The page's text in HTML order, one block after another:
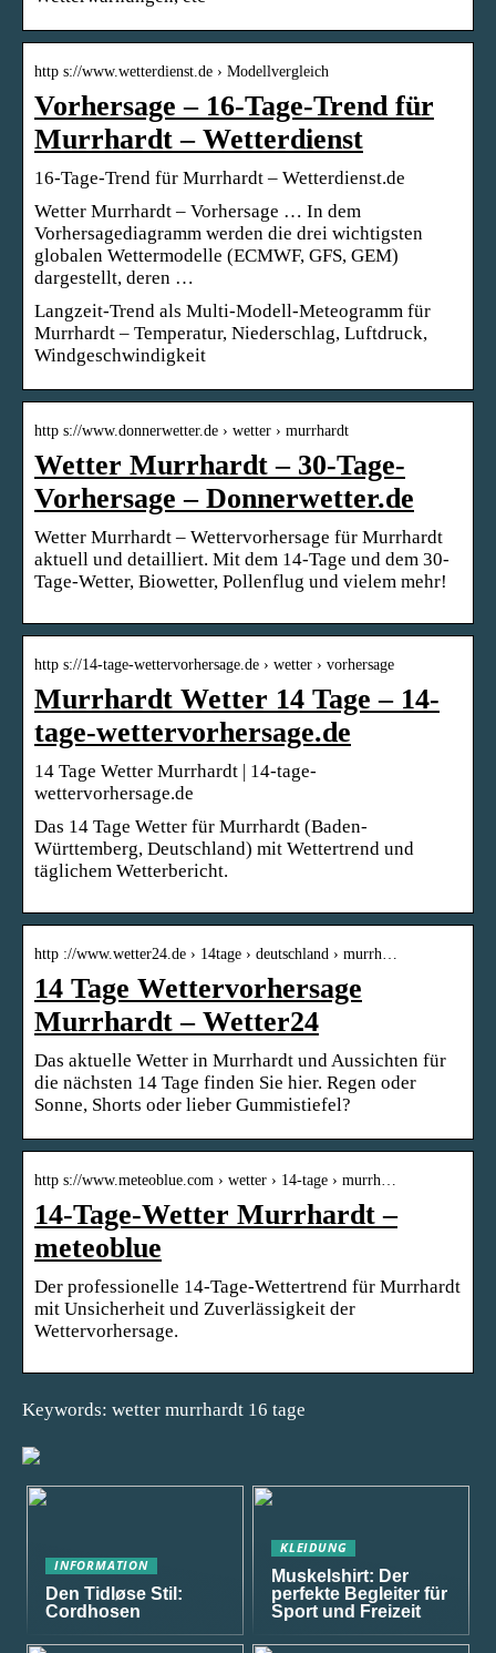
http s://www.wetterdienst.de › Modellvergleich
Vorhersage – 16-Tage-Trend für
Murrhardt – Wetterdienst
16-Tage-Trend für Murrhardt – Wetterdienst.de
Wetter Murrhardt – Vorhersage … In dem
Vorhersagediagramm werden die drei wichtigsten
globalen Wettermodelle (ECMWF, GFS, GEM)
dargestellt, deren …
Langzeit-Trend als Multi-Modell-Meteogramm für
Murrhardt – Temperatur, Niederschlag, Luftdruck,
Windgeschwindigkeit
http s://www.donnerwetter.de › wetter › murrhardt
Wetter Murrhardt – 30-Tage-
Vorhersage – Donnerwetter.de
Wetter Murrhardt – Wettervorhersage für Murrhardt
aktuell und detailliert. Mit dem 14-Tage und dem 30-
Tage-Wetter, Biowetter, Pollenflug und vielem mehr!
http s://14-tage-wettervorhersage.de › wetter › vorhersage
Murrhardt Wetter 14 Tage – 14-
tage-wettervorhersage.de
14 Tage Wetter Murrhardt | 14-tage-
wettervorhersage.de
Das 14 Tage Wetter für Murrhardt (Baden-
Württemberg, Deutschland) mit Wettertrend und
täglichem Wetterbericht.
http ://www.wetter24.de › 14tage › deutschland › murrh…
14 Tage Wettervorhersage
Murrhardt – Wetter24
Das aktuelle Wetter in Murrhardt und Aussichten für
die nächsten 14 Tage finden Sie hier. Regen oder
Sonne, Shorts oder lieber Gummistiefel?
http s://www.meteoblue.com › wetter › 14-tage › murrh…
14-Tage-Wetter Murrhardt –
meteoblue
Der professionelle 14-Tage-Wettertrend für Murrhardt
mit Unsicherheit und Zuverlässigkeit der
Wettervorhersage.
Keywords: wetter murrhardt 16 tage
INFORMATION
Den Tidløse Stil:
Cordhosen
KLEIDUNG
Muskelshirt: Der
perfekte Begleiter für
Sport und Freizeit